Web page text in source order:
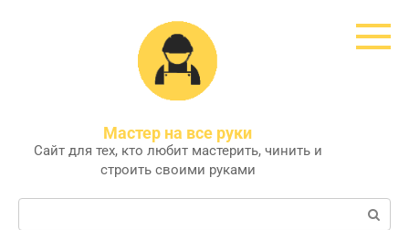
Мастер на все руки
Сайт для тех, кто любит мастерить, чинить и
строить своими руками
Поиск: